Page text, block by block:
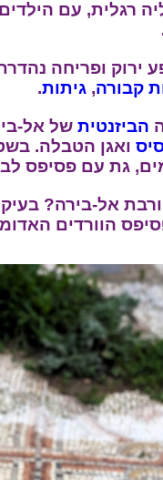
ירוק ופריחה
קבורה, גיתות.
הביזנטית של אל-
ואגן הטבלה.
גת עם פסיפס
אל-בירה?
הוורדים